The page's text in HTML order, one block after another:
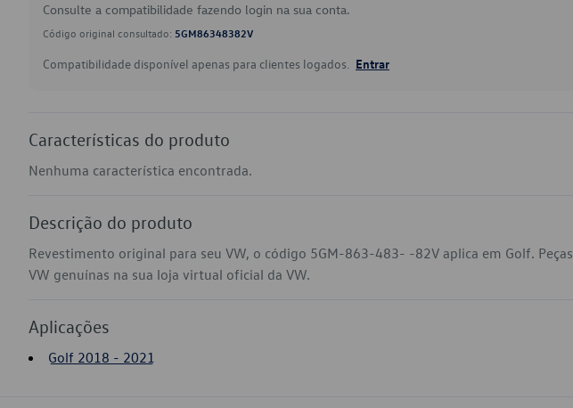
Consulte a compatibilidade fazendo login na sua conta.
Código original consultado: 5GM86348382V
Compatibilidade disponível apenas para clientes logados. Entrar
Características do produto
Nenhuma característica encontrada.
Descrição do produto
Revestimento original para seu VW, o código 5GM-863-483- -82V aplica em Golf. Peças
VW genuínas na sua loja virtual oficial da VW.
Aplicações
Golf 2018 - 2021